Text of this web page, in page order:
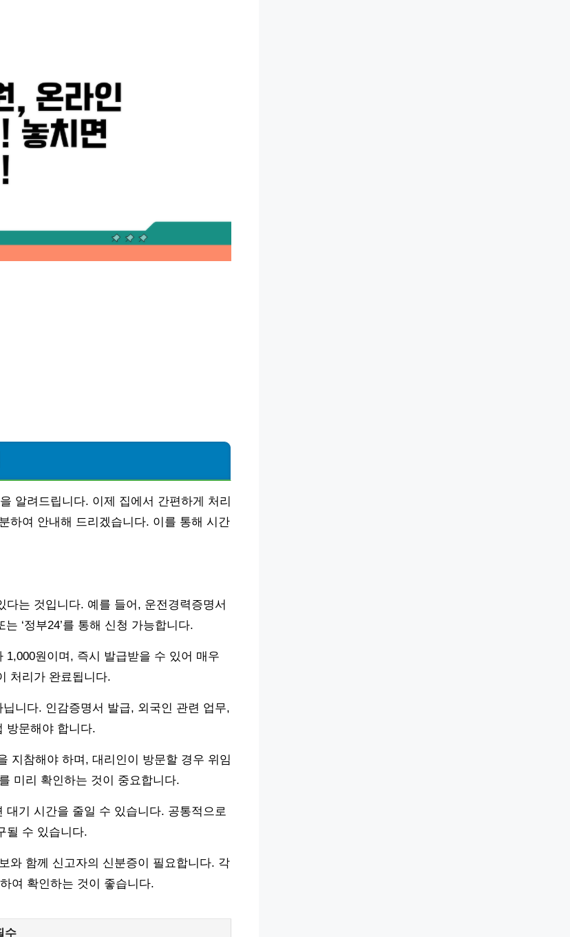
알려드립니다. 이제 집에서 간편하게 처리
하여 안내해 드리겠습니다. 이를 통해 시간
는 것입니다. 예를 들어, 운전경력증명서
‘정부24’를 통해 신청 가능합니다.
원이며, 즉시 발급받을 수 있어 매우
처리가 완료됩니다.
니다. 인감증명서 발급, 외국인 관련 업무,
방문해야 합니다.
지참해야 하며, 대리인이 방문할 경우 위임
미리 확인하는 것이 중요합니다.
기 시간을 줄일 수 있습니다. 공통적으로
될 수 있습니다.
와 함께 신고자의 신분증이 필요합니다. 각
여 확인하는 것이 좋습니다.
수